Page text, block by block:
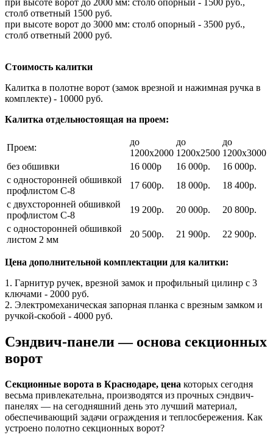
при высоте ворот до 2000 мм: столб опорный - 1500 руб.,
столб ответный 1500 руб.
при высоте ворот до 3000 мм: столб опорный - 3500 руб.,
столб ответный 2000 руб.
Стоимость калитки
Калитка в полотне ворот (замок врезной и нажимная ручка в
комплекте) - 10000 руб.
Калитка отдельностоящая на проем:
Проем:
до
1200х2000
до
1200х2500
до
1200х3000
без обшивки
16 000р 16 000р.
16 000р.
с односторонней обшивкой
профлистом С-8
17 600р. 18 000р.
18 400р.
с двухсторонней обшивкой
профлистом С-8
19 200р. 20 000р.
20 800р.
с односторонней обшивкой
листом 2 мм
20 500р. 21 900р. 22 900р.
Цена дополнительной комплектации для калитки:
1. Гарнитур ручек, врезной замок и профильный цилинр с 3
ключами - 2000 руб.
2. Электромеханическая запорная планка с врезным замком и
ручкой-скобой - 4000 руб.
Сэндвич-панели — основа секционных
ворот
Секционные ворота в Краснодаре, цена которых сегодня
весьма привлекательна, производятся из прочных сэндвич-
панелях — на сегодняшний день это лучший материал,
обеспечивающий задачи ограждения и теплосбережения. Как
устроено полотно секционных ворот?